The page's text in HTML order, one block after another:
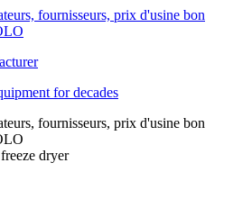
for decades
dryer